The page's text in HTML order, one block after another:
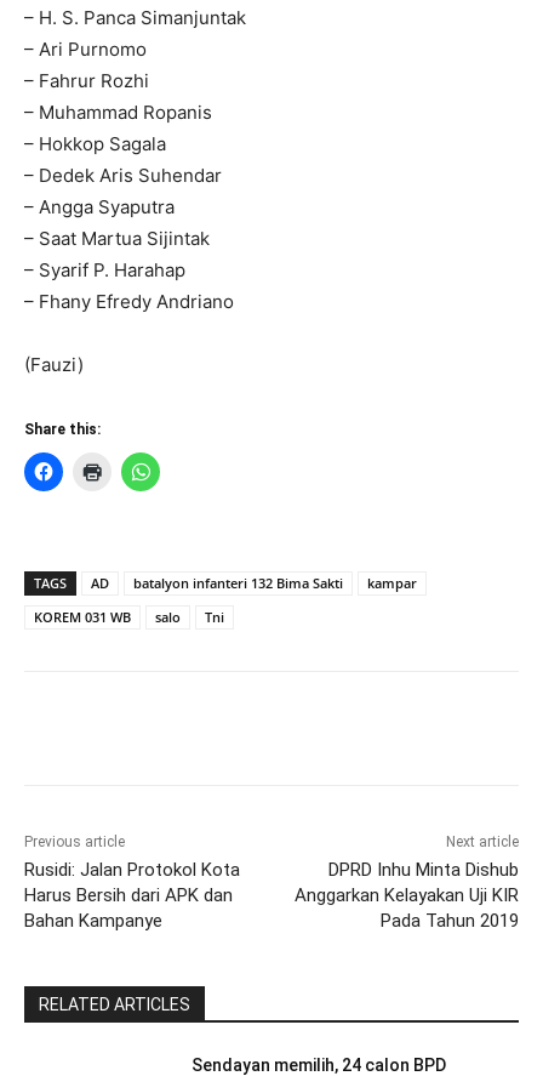
– H. S. Panca Simanjuntak
– Ari Purnomo
– Fahrur Rozhi
– Muhammad Ropanis
– Hokkop Sagala
– Dedek Aris Suhendar
– Angga Syaputra
– Saat Martua Sijintak
– Syarif P. Harahap
– Fhany Efredy Andriano
(Fauzi)
Share this:
TAGS AD batalyon infanteri 132 Bima Sakti
kampar
KOREM 031 WB
salo Tni
Previous article
Rusidi: Jalan Protokol Kota
Harus Bersih dari APK dan
Bahan Kampanye
Next article
DPRD Inhu Minta Dishub
Anggarkan Kelayakan Uji KIR
Pada Tahun 2019
RELATED ARTICLES
Sendayan memilih, 24 calon BPD